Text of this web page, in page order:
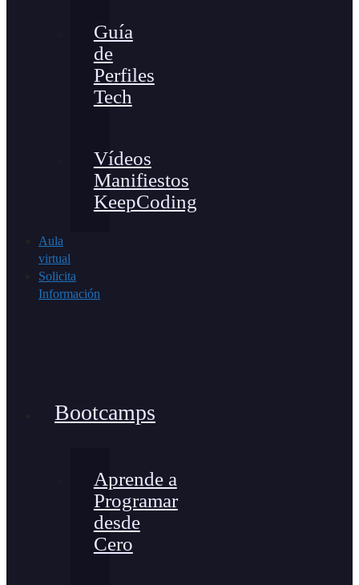
Guía
de
Perfiles
Tech
Vídeos
Manifiestos
KeepCoding
Aula
virtual
Solicita
Información
Bootcamps
Aprende a
Programar
desde
Cero